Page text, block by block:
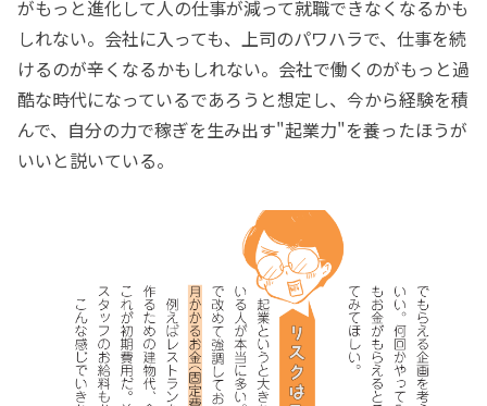
がもっと進化して人の仕事が減って就職できなくなるかも
しれない。会社に入っても、上司のパワハラで、仕事を続
けるのが辛くなるかもしれない。会社で働くのがもっと過
酷な時代になっているであろうと想定し、今から経験を積
んで、自分の力で稼ぎを生み出す"起業力"を養ったほうが
いいと説いている。